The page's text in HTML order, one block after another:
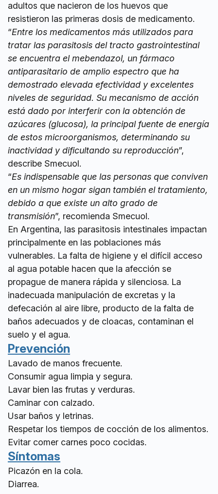
adultos que nacieron de los huevos que
resistieron las primeras dosis de medicamento.
“Entre los medicamentos más utilizados para
tratar las parasitosis del tracto gastrointestinal
se encuentra el mebendazol, un fármaco
antiparasitario de amplio espectro que ha
demostrado elevada efectividad y excelentes
niveles de seguridad. Su mecanismo de acción
está dado por interferir con la obtención de
azúcares (glucosa), la principal fuente de energía
de estos microorganismos, determinando su
inactividad y dificultando su reproducción”,
describe Smecuol.
“Es indispensable que las personas que conviven
en un mismo hogar sigan también el tratamiento,
debido a que existe un alto grado de
transmisión”, recomienda Smecuol.
En Argentina, las parasitosis intestinales impactan
principalmente en las poblaciones más
vulnerables. La falta de higiene y el difícil acceso
al agua potable hacen que la afección se
propague de manera rápida y silenciosa. La
inadecuada manipulación de excretas y la
defecación al aire libre, producto de la falta de
baños adecuados y de cloacas, contaminan el
suelo y el agua.
Prevención
Lavado de manos frecuente.
Consumir agua limpia y segura.
Lavar bien las frutas y verduras.
Caminar con calzado.
Usar baños y letrinas.
Respetar los tiempos de cocción de los alimentos.
Evitar comer carnes poco cocidas.
Síntomas
Picazón en la cola.
Diarrea.